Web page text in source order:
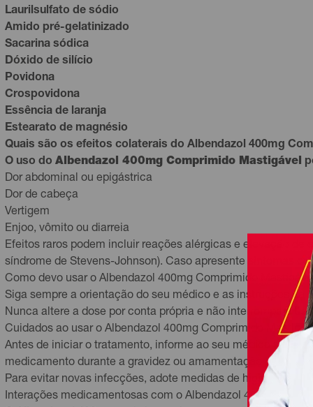
Laurilsulfato de sódio
Amido pré-gelatinizado
Sacarina sódica
Dóxido de silício
Povidona
Crospovidona
Essência de laranja
Estearato de magnésio
Quais são os efeitos colaterais do Albendazol 400mg
O uso do Albendazol 400mg Comprimido Mastigável
Dor abdominal ou epigástrica
Dor de cabeça
Vertigem
Enjoo, vômito ou diarreia
Efeitos raros podem incluir reações alérgicas e elevação de
síndrome de Stevens-Johnson). Caso apresente sintomas
Como devo usar o Albendazol 400mg Comprimido
Siga sempre a orientação do seu médico e as instruções da
Nunca altere a dose por conta própria e não interrompa o
Cuidados ao usar o Albendazol 400mg Comprimido
Antes de iniciar o tratamento, informe ao seu médico se
medicamento durante a gravidez ou amamentação deve
Para evitar novas infecções, adote medidas de higiene
Interações medicamentosas com o Albendazol 400mg